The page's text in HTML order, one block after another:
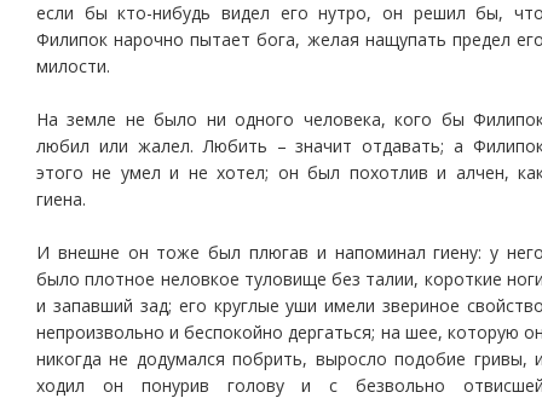
если бы кто-нибудь видел его нутро, он решил бы,
Филипок нарочно пытает бога, желая нащупать предел
милости.
На земле не было ни одного человека, кого бы
любил или жалел. Любить – значит отдавать; а
этого не умел и не хотел; он был похотлив и алчен,
гиена.
И внешне он тоже был плюгав и напоминал гиену: у
было плотное неловкое туловище без талии, короткие
и запавший зад; его круглые уши имели звериное
непроизвольно и беспокойно дергаться; на шее, которую
никогда не додумался побрить, выросло подобие гривы,
ходил он понурив голову и с безвольно